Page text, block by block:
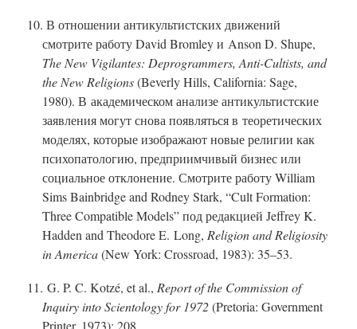
10. В отношении антикультистских движений
смотрите работу David Bromley и Anson D. Shupe,
The New Vigilantes: Deprogrammers, Anti-Cultists, and
the New Religions(Beverly Hills, California: Sage,
1980). В академическом анализе антикультистские
заявления могут снова появляться в теоретических
моделях, которые изображают новые религии как
психопатологию, предприимчивый бизнес или
социальное отклонение. Смотрите работу William
Sims Bainbridge and Rodney Stark, “Cult Formation:
Three Compatible Models” под редакцией Jeffrey K.
Hadden and Theodore E. Long, Religion and Religiosity
in America(New York: Crossroad, 1983): 35–53.
11. G. P. C. Kotzé, et al., Report of the Commission of
Inquiry into Scientology for 1972(Pretoria: Government
Printer, 1973): 208.